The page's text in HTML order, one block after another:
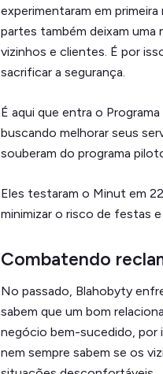
experimentaram em
partes também deixam uma
vizinhos e clientes. É por
sacrificar a segurança.
É aqui que entra o
buscando melhorar seus
souberam do programa
Eles testaram o Minut em
minimizar o risco de festas
Combatendo
No passado, Blahobyty
sabem que um bom
negócio bem-sucedido, por
nem sempre sabem se os